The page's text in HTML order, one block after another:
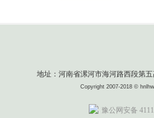
地址：河南省漯河市海河路西段第
Copyright 2007-2018 ©
豫公网安备